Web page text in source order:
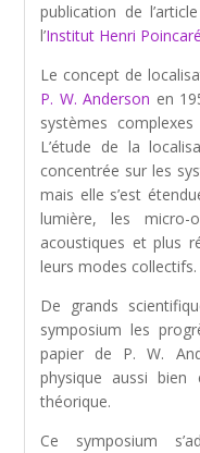
publication de
l’Institut Henri Poincaré
Le concept de
P. W. Anderson en
systèmes
L’étude de la
concentrée sur les
mais elle s’est
lumière, les micro-
acoustiques et plus
leurs modes collectifs.
De grands
symposium les
papier de P. W.
physique aussi bien
théorique.
Ce symposium